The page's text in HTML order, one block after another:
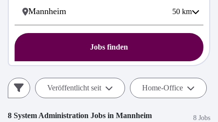
50 km
Jobs finden
Veröffentlicht seit Home-Office
8 System Administration Jobs in Mannheim 8 Jobs